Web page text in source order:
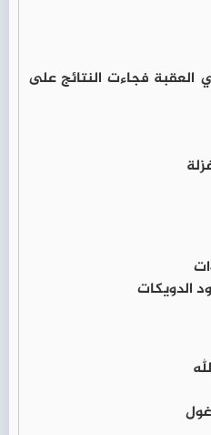
العقبة فجاءت النتائج على
الدويكات